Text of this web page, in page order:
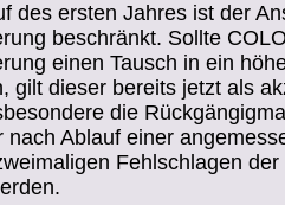
des ersten Jahres ist der
beschränkt. Sollte
einen Tausch in ein
gilt dieser bereits jetzt als
die
nach Ablauf einer
Fehlschlagen